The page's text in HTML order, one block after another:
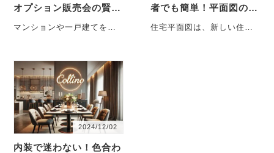
オプション販売会の賢い
マンションや一戸建てを購
会」。便利なアイテ
ム・・・
者でも簡単！平面図の読
み方ガイド
住宅平面図は、新しい住ま
2024/12/02
内装で迷わない！色合わ